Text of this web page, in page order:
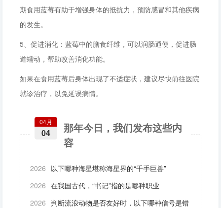
期食用蓝莓有助于增强身体的抵抗力，预防感冒和其他疾病
的发生。
5、促进消化：蓝莓中的膳食纤维，可以润肠通便，促进肠
道蠕动，帮助改善消化功能。
如果在食用蓝莓后身体出现了不适症状，建议尽快前往医院
就诊治疗，以免延误病情。
那年今日，我们发布这些内
容
04月
04
2026 以下哪种海星堪称海星界的“千手巨兽”
2026 在我国古代，“书记”指的是哪种职业
2026 判断流浪动物是否友好时，以下哪种信号是错